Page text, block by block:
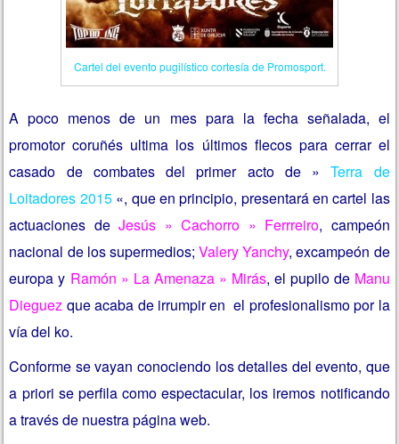
Cartel del evento pugilístico cortesía de Promosport.
A poco menos de un mes para la fecha señalada, el
promotor coruñés ultima los últimos flecos para cerrar el
casado de combates del primer acto de »Terra de
Loitadores 2015«, que en principio, presentará en cartel las
actuaciones deJesús » Cachorro » Ferrreiro, campeón
nacional de los supermedios;Valery Yanchy, excampeón de
europa y Ramón » La Amenaza » Mirás, el pupilo de Manu
Dieguez que acaba de irrumpir en el profesionalismo por la
vía del ko.
Conforme se vayan conociendo los detalles del evento, que
a priori se perfila como espectacular, los iremos notificando
a través de nuestra página web.